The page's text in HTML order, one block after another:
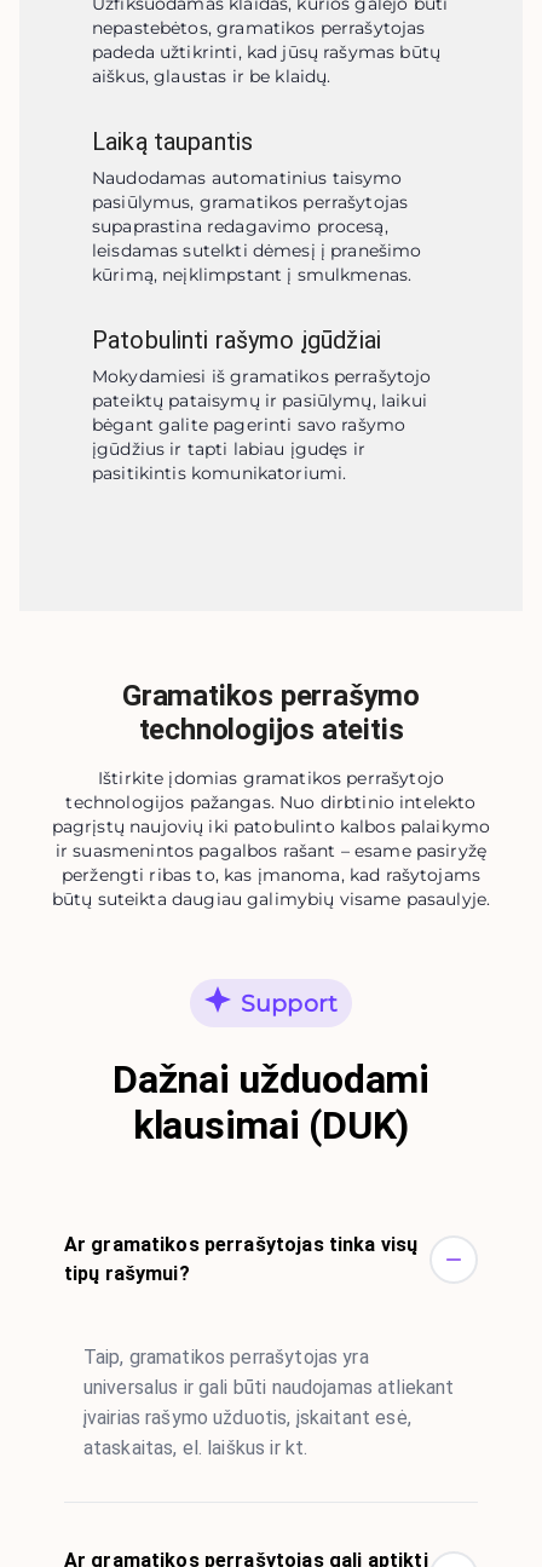
nepastebėtos, gramatikos perrašytojas
padeda užtikrinti, kad jūsų rašymas būtų
aiškus, glaustas ir be klaidų.
Laiką taupantis
Naudodamas automatinius taisymo
pasiūlymus, gramatikos perrašytojas
supaprastina redagavimo procesą,
leisdamas sutelkti dėmesį į pranešimo
kūrimą, neįklimpstant į smulkmenas.
Patobulinti rašymo įgūdžiai
Mokydamiesi iš gramatikos perrašytojo
pateiktų pataisymų ir pasiūlymų, laikui
bėgant galite pagerinti savo rašymo
įgūdžius ir tapti labiau įgudęs ir
pasitikintis komunikatoriumi.
Gramatikos perrašymo
technologijos ateitis
Ištirkite įdomias gramatikos perrašytojo
technologijos pažangas. Nuo dirbtinio intelekto
pagrįstų naujovių iki patobulinto kalbos palaikymo
ir suasmenintos pagalbos rašant – esame pasiryžę
peržengti ribas to, kas įmanoma, kad rašytojams
būtų suteikta daugiau galimybių visame pasaulyje.
Support
Dažnai užduodami
klausimai (DUK)
Ar gramatikos perrašytojas tinka visų
tipų rašymui?
Taip, gramatikos perrašytojas yra
universalus ir gali būti naudojamas atliekant
įvairias rašymo užduotis, įskaitant esė,
ataskaitas, el. laiškus ir kt.
Ar gramatikos perrašytojas gali aptikti